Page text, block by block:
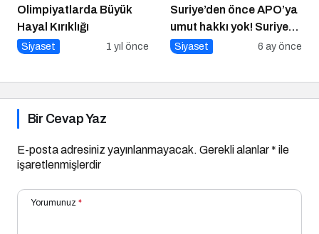
Olimpiyatlarda Büyük
Hayal Kırıklığı
Siyaset 1 yıl önce
Suriye’den önce APO’ya
umut hakkı yok! Suriye
düzelmeden APO’ya
Siyaset 6 ay önce
Bir Cevap Yaz
E-posta adresiniz yayınlanmayacak. Gerekli alanlar* ile
işaretlenmişlerdir
Yorumunuz *